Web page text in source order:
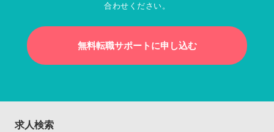
合わせください。
無料転職サポートに申し込む
求人検索